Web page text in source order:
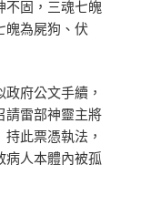
不固，三魂七魄
魄為屍狗、伏
府公文手續，
請雷部神靈主將
此票憑執法，
病人本體內被孤